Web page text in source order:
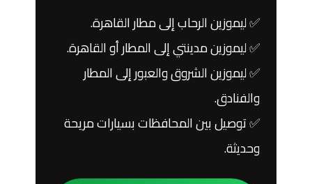
✅ ليموزين الرحاب إلى مطار القاهرة.
✅ ليموزين مدينتي إلى المطار أو القاهرة.
✅ ليموزين الشروق والعبور إلى المطار
والفنادق.
✅ توصيل بين المحافظات بسيارات مريحة
وحديثة.